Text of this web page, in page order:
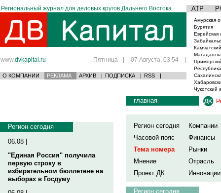
Региональный журнал для деловых кругов Дальнего Востока АТР
www.dvkapital.ru Пятница | 07 Августа, 03:54 |
О КОМПАНИИ РЕКЛАМА АРХИВ | ПОДПИСКА | RSS |
Амурская
Бурятия
Еврейская
Чукотский
Регион сегодня
06.08 |
"Единая Россия" получила
первую строку в
избирательном бюллетене на
выборах в Госдуму
главная
Регион сегодня
Компании
Часовой пояс
Финансы
Тема номера
Рынки
Мнение
Отрасль
Проект ДК
Инновации
Регион сегодня